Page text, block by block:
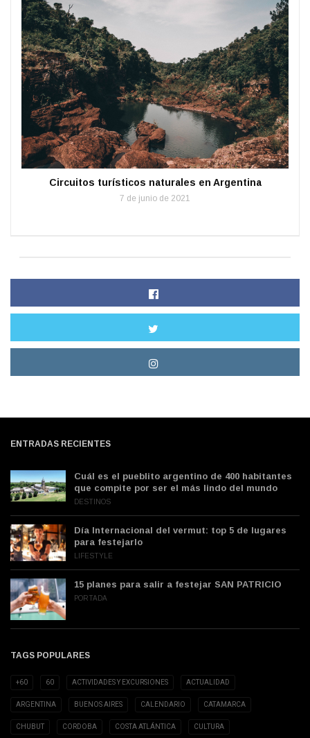
Circuitos turísticos naturales en Argentina
7 de junio de 2021
ENTRADAS RECIENTES
Cuál es el pueblito argentino de 400 habitantes
que compite por ser el más lindo del mundo
DESTINOS
Día Internacional del vermut: top 5 de lugares
para festejarlo
LIFESTYLE
15 planes para salir a festejar SAN PATRICIO
PORTADA
TAGS POPULARES
+60 60 ACTIVIDADES Y EXCURSIONES ACTUALIDAD
ARGENTINA BUENOS AIRES CALENDARIO CATAMARCA
CHUBUT CORDOBA COSTA ATLÁNTICA CULTURA